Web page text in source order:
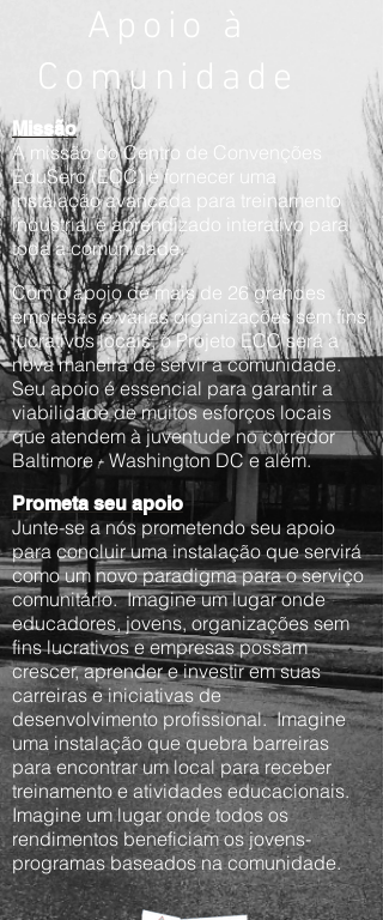
Apoio à
Comunidade
Missão
A missão do Centro de Convenções
EduSerc (ECC) é fornecer uma
instalação avançada para treinamento
industrial e aprendizado interativo para
toda a comunidade.
Com o apoio de mais de 26 grandes
empresas e várias organizações sem fins
lucrativos locais, o Projeto ECC será a
nova maneira de servir a comunidade.
Seu apoio é essencial para garantir a
viabilidade de muitos esforços locais
que atendem à juventude no corredor
Baltimore - Washington DC e além.
Prometa seu apoio
Junte-se a nós prometendo seu apoio
para concluir uma instalação que servirá
como um novo paradigma para o serviço
comunitário. Imagine um lugar onde
educadores, jovens, organizações sem
fins lucrativos e empresas possam
crescer, aprender e investir em suas
carreiras e iniciativas de
desenvolvimento profissional. Imagine
uma instalação que quebra barreiras
para encontrar um local para receber
treinamento e atividades educacionais.
Imagine um lugar onde todos os
rendimentos beneficiam os jovens-
programas baseados na comunidade.